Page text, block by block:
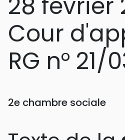
Cour
RG n° 21/
2e chambre sociale